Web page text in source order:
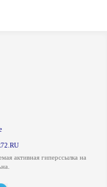
активная гиперссылка на